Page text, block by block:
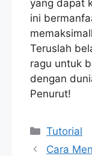
yang dapat
ini
Teruslah
ragu untuk
dengan
Penurut!
Categories
Tutorial
Cara